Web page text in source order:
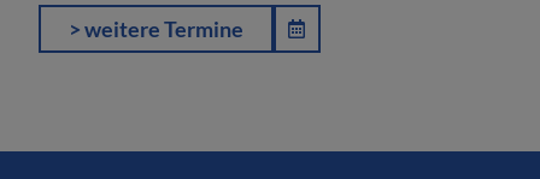
> weitere Termine